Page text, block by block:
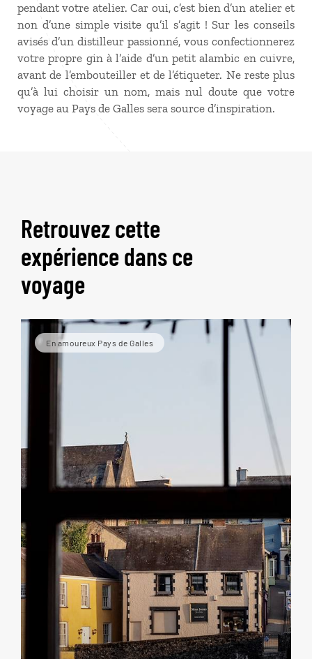
pendant votre atelier. Car oui, c’est bien d’un atelier et
non d’une simple visite qu’il s’agit ! Sur les conseils
avisés d’un distilleur passionné, vous confectionnerez
votre propre gin à l’aide d’un petit alambic en cuivre,
avant de l’embouteiller et de l’étiqueter. Ne reste plus
qu’à lui choisir un nom, mais nul doute que votre
voyage au Pays de Galles sera source d’inspiration.
Retrouvez cette
expérience dans ce
voyage
En amoureux Pays de Galles